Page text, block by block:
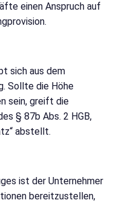
einen Anspruch auf
sich aus dem
Sollte die Höhe
sein, greift die
§ 87b Abs. 2 HGB,
abstellt.
ist der Unternehmer
bereitzustellen,